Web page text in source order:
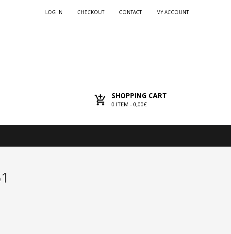
MY ACCOUNT
CONTACT
CHECKOUT
LOG IN
SHOPPING CART
0 ITEM - 0,00€